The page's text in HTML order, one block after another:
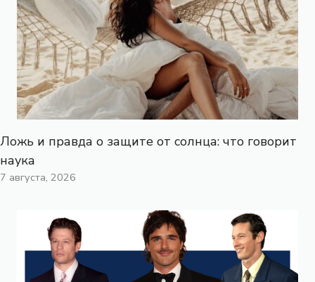
Ложь и правда о защите от солнца: что говорит
наука
7 августа, 2026